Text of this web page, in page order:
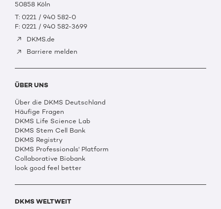
50858 Köln
T: 0221 / 940 582-0
F: 0221 / 940 582-3699
DKMS.de
Barriere melden
ÜBER UNS
Über die DKMS Deutschland
Häufige Fragen
DKMS Life Science Lab
DKMS Stem Cell Bank
DKMS Registry
DKMS Professionals' Platform
Collaborative Biobank
look good feel better
DKMS WELTWEIT